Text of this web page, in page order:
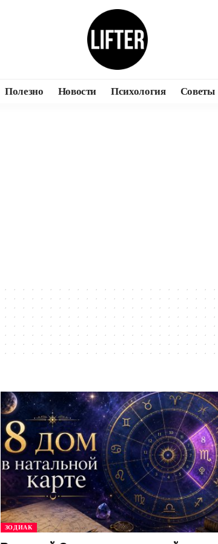
Полезно Новости Психология Советы
ЗОДИАК